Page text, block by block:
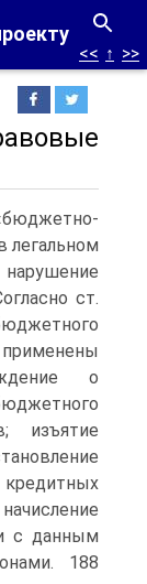
<< ↑ >>
легальном
ст.
о
изъятие
с данным
188